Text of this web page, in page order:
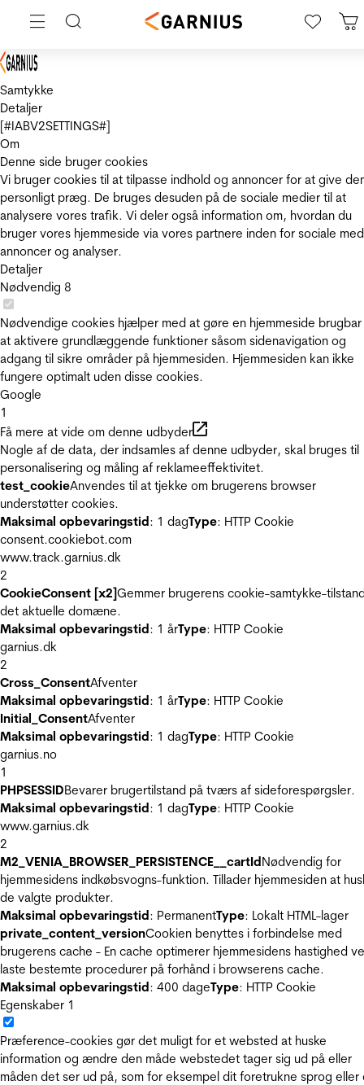
Samtykke
Detaljer
[#IABV2SETTINGS#]
Om
Denne side bruger cookies
Vi bruger cookies til at tilpasse indhold og annoncer for at give
personligt præg. De bruges desuden på de sociale medier til at
analysere vores trafik. Vi deler også information om, hvordan du
bruger vores hjemmeside via vores partnere inden for sociale
annoncer og analyser.
Detaljer
Nødvendig 8
Nødvendige cookies hjælper med at gøre en hjemmeside
at aktivere grundlæggende funktioner såsom sidenavigation og
adgang til sikre områder på hjemmesiden. Hjemmesiden kan ikke
fungere optimalt uden disse cookies.
Google
1
Få mere at vide om denne udbyder
Nogle af de data, der indsamles af denne udbyder, skal bruges til
personalisering og måling af reklameeffektivitet.
test_cookieAnvendes til at tjekke om brugerens browser
understøtter cookies.
Maksimal opbevaringstid: 1 dagType: HTTP Cookie
consent.cookiebot.com
www.track.garnius.dk
2
CookieConsent [x2]Gemmer brugerens cookie-samtykke-
det aktuelle domæne.
Maksimal opbevaringstid: 1 årType: HTTP Cookie
garnius.dk
2
Cross_ConsentAfventer
Maksimal opbevaringstid: 1 årType: HTTP Cookie
Initial_ConsentAfventer
Maksimal opbevaringstid: 1 dagType: HTTP Cookie
garnius.no
1
PHPSESSIDBevarer brugertilstand på tværs af sideforespørgsler.
Maksimal opbevaringstid: 1 dagType: HTTP Cookie
www.garnius.dk
2
M2_VENIA_BROWSER_PERSISTENCE__cartIdNødvendig for
hjemmesidens indkøbsvogns-funktion. Tillader hjemmesiden at
de valgte produkter.
Maksimal opbevaringstid: PermanentType: Lokalt HTML-lager
private_content_versionCookien benyttes i forbindelse med
brugerens cache - En cache optimerer hjemmesidens hastighed
laste bestemte procedurer på forhånd i browserens cache.
Maksimal opbevaringstid: 400 dageType: HTTP Cookie
Egenskaber 1
Præference-cookies gør det muligt for et websted at huske
information og ændre den måde webstedet tager sig ud på eller
måden det ser ud på, som for eksempel dit foretrukne sprog eller